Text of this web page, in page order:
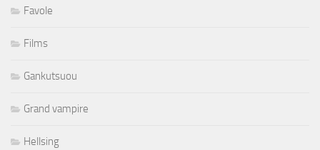
Favole
Films
Gankutsuou
Grand vampire
Hellsing